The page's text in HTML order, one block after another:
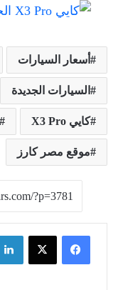
أسعار السيارات
السيارات الجديدة
كايي X3 Pro
موقع مصر كارز